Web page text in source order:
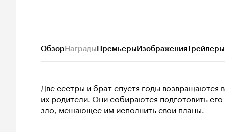
ОбзорНаградыПремьерыИзображенияТрейлеры
Две сестры и брат спустя годы возвращаются
их родители. Они собираются подготовить
зло, мешающее им исполнить свои планы.